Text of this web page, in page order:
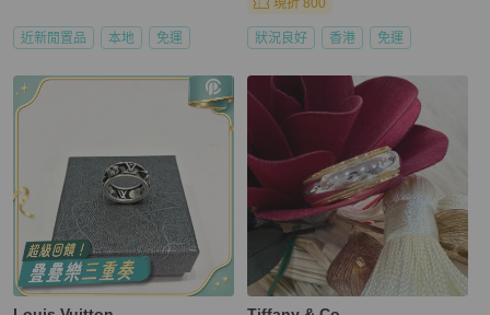
近新閒置品 本地 免運
現折 800
狀況良好 香港 免運